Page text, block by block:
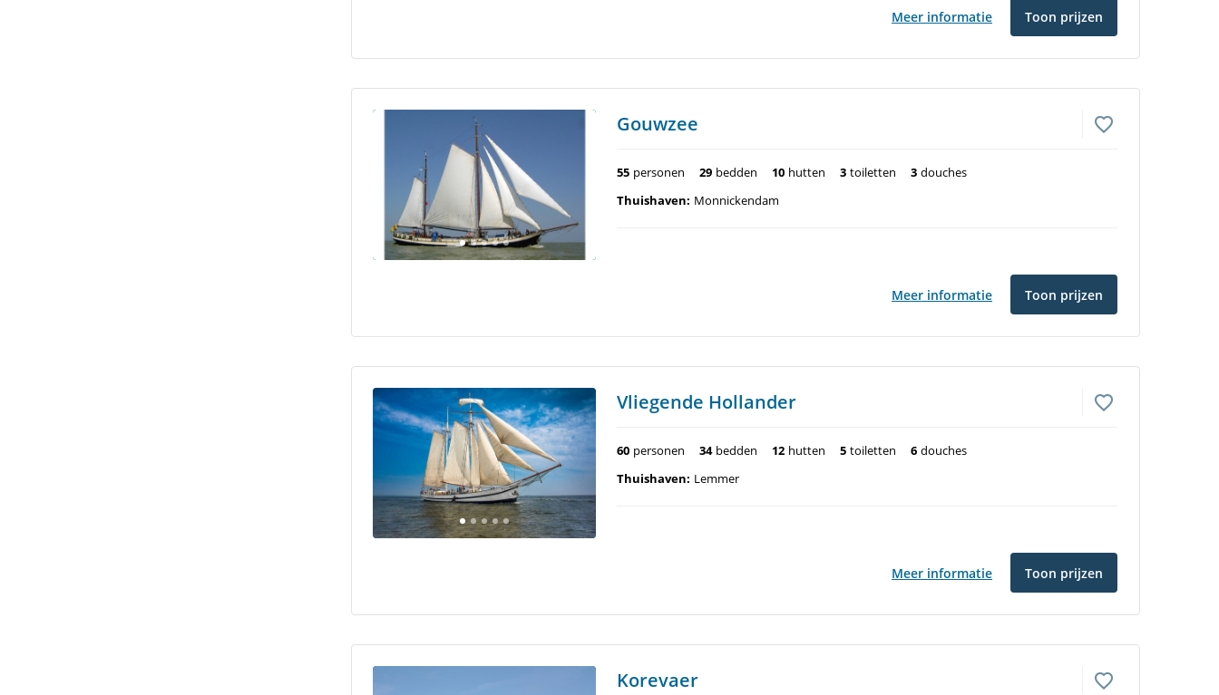
Meer informatie Toon prijzen
Gouwzee
55 personen 29 bedden 10 hutten 3 toiletten 3 douches
Thuishaven: Monnickendam
Meer informatie Toon prijzen
Vliegende Hollander
60 personen 34 bedden 12 hutten 5 toiletten 6 douches
Thuishaven: Lemmer
Meer informatie Toon prijzen
Korevaer